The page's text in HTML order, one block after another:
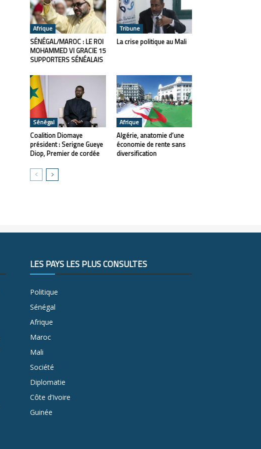
Afrique
SÉNÉGAL/MAROC : LE ROI
MOHAMMED VI GRACIE 15
SUPPORTERS SÉNÉALAIS
Tribune
La crise politique au Mali
Sénégal
Coalition Diomaye
président : Serigne Gueye
Diop, Premier de cordée
Afrique
Algérie, anatomie d’une
économie de rente sans
diversification
LES PAYS LES PLUS CONSULTÉS
Politique
Sénégal
Afrique
Maroc
Mali
Société
Diplomatie
Côte d’Ivoire
Guinée